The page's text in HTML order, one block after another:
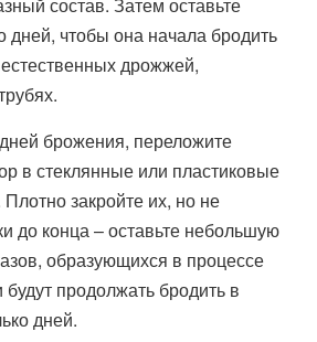
дней, чтобы она начала бродить
дрожжей,
брожения, переложите
в стеклянные или пластиковые
закройте их, но не
до конца – оставьте небольшую
образующихся в процессе
продолжать бродить в
дней.